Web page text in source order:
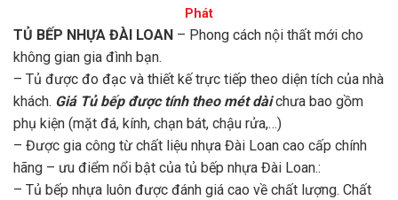
Phát
TỦ BẾP NHỰA ĐÀI LOAN – Phong cách nội thất mới cho
không gian gia đình bạn.
– Tủ được đo đạc và thiết kế trực tiếp theo diện tích của nhà
khách. Giá Tủ bếp được tính theo mét dàichưa bao gồm
phụ kiện (mặt đá, kính, chạn bát, chậu rửa,…)
– Được gia công từ chất liệu nhựa Đài Loan cao cấp chính
hãng – ưu điểm nổi bật của tủ bếp nhựa Đài Loan.:
– Tủ bếp nhựa luôn được đánh giá cao về chất lượng. Chất